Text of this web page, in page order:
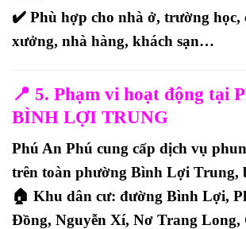
✔️ Phù hợp cho nhà ở, trường học,
xưởng, nhà hàng, khách sạn…
📍 5. Phạm vi hoạt động tại
BÌNH LỢI TRUNG
Phú An Phú cung cấp dịch vụ
trên toàn phường Bình Lợi Trung,
🏠 Khu dân cư: đường Bình Lợi,
Đồng, Nguyễn Xí, Nơ Trang Long,